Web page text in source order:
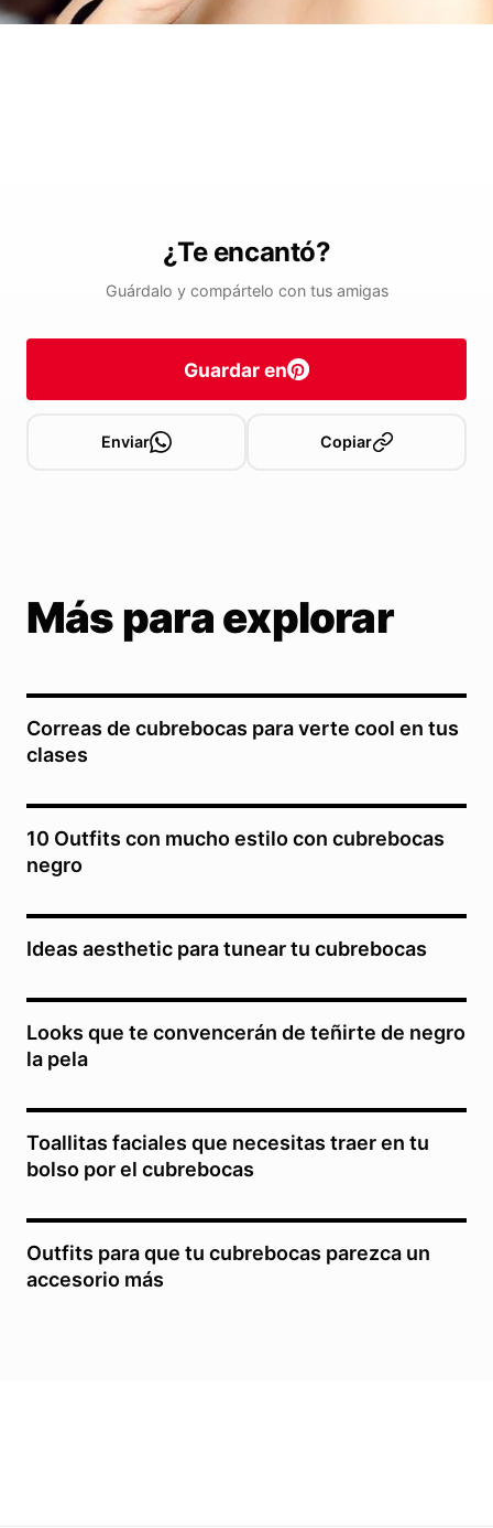
¿Te encantó?
Guárdalo y compártelo con tus amigas
Guardar en
Enviar Copiar
Más para explorar
Correas de cubrebocas para verte cool en tus
clases
10 Outfits con mucho estilo con cubrebocas
negro
Ideas aesthetic para tunear tu cubrebocas
Looks que te convencerán de teñirte de negro
la pela
Toallitas faciales que necesitas traer en tu
bolso por el cubrebocas
Outfits para que tu cubrebocas parezca un
accesorio más